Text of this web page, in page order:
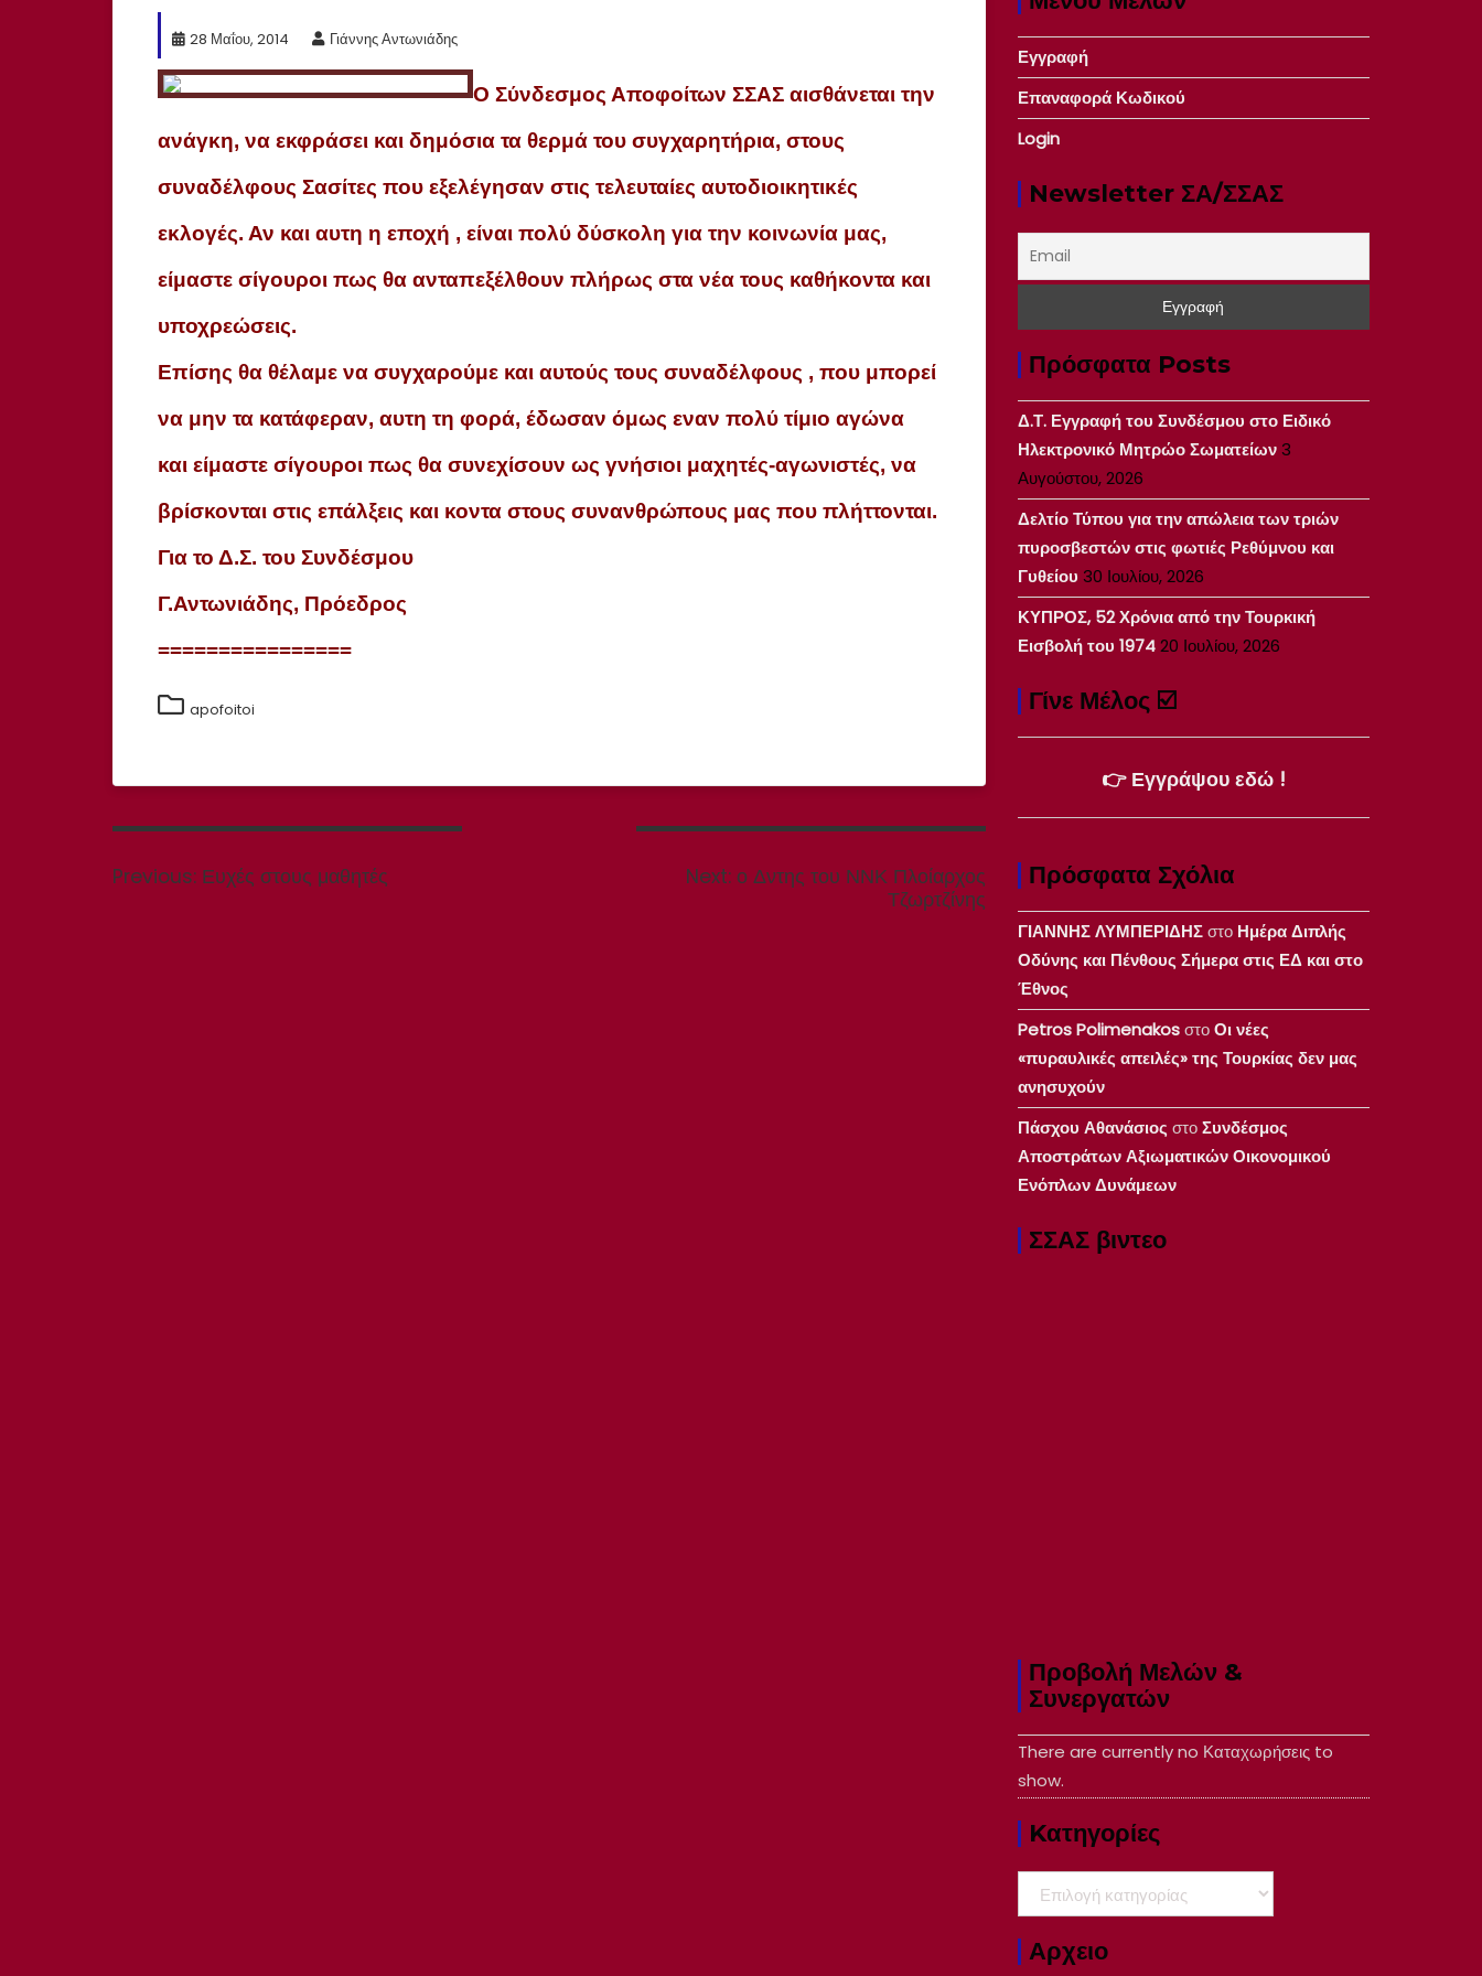
28 Μαΐου, 2014 Γιάννης Αντωνιάδης
Ο Σύνδεσμος Αποφοίτων ΣΣΑΣ αισθάνεται την
ανάγκη, να εκφράσει και δημόσια τα θερμά του συγχαρητήρια, στους
συναδέλφους Σασίτες που εξελέγησαν στις τελευταίες αυτοδιοικητικές
εκλογές. Αν και αυτη η εποχή , είναι πολύ δύσκολη για την κοινωνία μας,
είμαστε σίγουροι πως θα ανταπεξέλθουν πλήρως στα νέα τους καθήκοντα και
υποχρεώσεις.
Επίσης θα θέλαμε να συγχαρούμε και αυτούς τους συναδέλφους , που μπορεί
να μην τα κατάφεραν, αυτη τη φορά, έδωσαν όμως εναν πολύ τίμιο αγώνα
και είμαστε σίγουροι πως θα συνεχίσουν ως γνήσιοι μαχητές-αγωνιστές, να
βρίσκονται στις επάλξεις και κοντα στους συνανθρώπους μας που πλήττονται.
Για το Δ.Σ. του Συνδέσμου
Γ.Αντωνιάδης, Πρόεδρος
================
apofoitoi
Πλοήγηση
Previous: Previous
Ευχές στους μαθητές Next: Next
ο Δντης του ΝΝΚ Πλοίαρχος
Τζωρτζίνης
Εγγραφή
Επαναφορά Κωδικού
Login
Newsletter ΣΑ/ΣΣΑΣ
Πρόσφατα Posts
Δ.Τ. Εγγραφή του Συνδέσμου στο Ειδικό
Ηλεκτρονικό Μητρώο Σωματείων3
Αυγούστου, 2026
Δελτίο Τύπου για την απώλεια των τριών
πυροσβεστών στις φωτιές Ρεθύμνου και
Γυθείου 30 Ιουλίου, 2026
ΚΥΠΡΟΣ, 52 Χρόνια από την Τουρκική
Εισβολή του 197420 Ιουλίου, 2026
Γίνε Μέλος ☑️
👉 Εγγράψου εδώ !
Πρόσφατα Σχόλια
ΓΙΑΝΝΗΣ ΛΥΜΠΕΡΙΔΗΣστο Ημέρα Διπλής
Οδύνης και Πένθους Σήμερα στις ΕΔ και στο
Έθνος
Petros PolimenakosστοΟι νέες
«πυραυλικές απειλές» της Τουρκίας δεν μας
ανησυχούν
Πάσχου Αθανάσιος στοΣυνδέσμος
Αποστράτων Αξιωματικών Οικονομικού
Ενόπλων Δυνάμεων
ΣΣΑΣ βιντεο
Προβολή Μελών &
Συνεργατών
There are currently no Καταχωρήσεις to
show.
Kατηγορίες
Kατηγορίες
Αρχειο